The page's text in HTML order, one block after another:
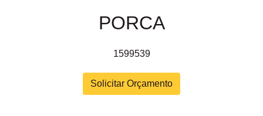
PORCA
1599539
Solicitar Orçamento